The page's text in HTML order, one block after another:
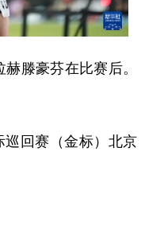
龄 溯源中国
源 会展
尚 悦读
滕豪芬在比赛后。
回赛（金标）北京